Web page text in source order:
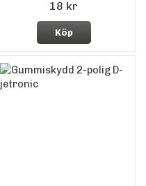
18 kr
Köp